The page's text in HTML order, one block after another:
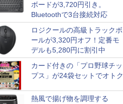
ボードが3,720円引き。
Bluetoothで3台接続対応
ロジクールの高級トラックボ
ールが3,320円オフ！定番モ
デルも5,280円に割引中
カード付きの「プロ野球チッ
プス」が24袋セットでオトク
熱風で揚げ物を調理する